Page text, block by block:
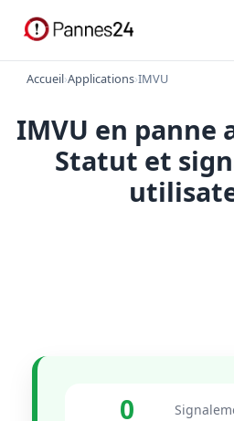
Accueil›Applications›IMVU
IMVU en panne
Statut et
0